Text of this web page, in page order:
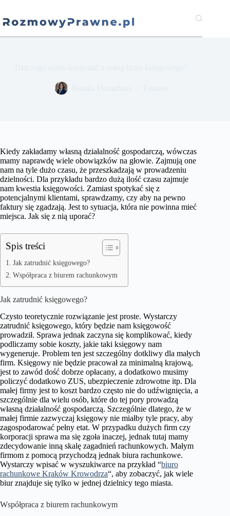
treści
Kiedy zakładamy własną działalność gospodarczą, wówczas
mamy naprawdę wiele obowiązków na głowie. Zajmują one
nam na tyle dużo czasu, że przeszkadzają w prowadzeniu
dzielności. Dla przykładu bardzo dużą ilość czasu zajmuje
nam kwestia księgowości. Zamiast spotykać się z
potencjalnymi klientami, sprawdzamy, czy aby na pewno
faktury się zgadzają. Jest to sytuacja, która nie powinna mieć
miejsca. Jak się z nią uporać?
Spis treści
Jak zatrudnić księgowego?
Współpraca z biurem rachunkowym
Jak zatrudnić księgowego?
Czysto teoretycznie rozwiązanie jest proste. Wystarczy
zatrudnić księgowego, który będzie nam księgowość
prowadził. Sprawa jednak zaczyna się komplikować, kiedy
podliczamy sobie koszty, jakie taki księgowy nam
wygeneruje. Problem ten jest szczególny dotkliwy dla małych
firm. Księgowy nie będzie pracował za minimalną krajową,
jest to zawód dość dobrze opłacany, a dodatkowo musimy
policzyć dodatkowo ZUS, ubezpieczenie zdrowotne itp. Dla
małej firmy jest to koszt bardzo często nie do udźwignięcia, a
szczególnie dla wielu osób, które do tej pory prowadzą
własną działalność gospodarczą. Szczególnie dlatego, że w
małej firmie zazwyczaj księgowy nie miałby tyle pracy, aby
zagospodarować pełny etat. W przypadku dużych firm czy
korporacji sprawa ma się zgoła inaczej, jednak tutaj mamy
zdecydowanie inną skalę zagadnień rachunkowych. Małym
firmom z pomocą przychodzą jednak biura rachunkowe.
Wystarczy wpisać w wyszukiwarce na przykład “biuro
rachunkowe Kraków Krowodrza“, aby zobaczyć, jak wiele
biur znajduje się tylko w jednej dzielnicy tego miasta.
Współpraca z biurem rachunkowym